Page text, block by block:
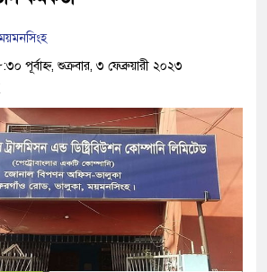
পূর্বাহ্ন, শুক্রবার, ৩ ফেব্রুয়ারী ২০২৩